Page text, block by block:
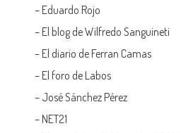
– Eduardo Rojo
– El blog de Wilfredo Sanguineti
– El diario de Ferran Camas
– El foro de Labos
– José Sánchez Pérez
– NET21